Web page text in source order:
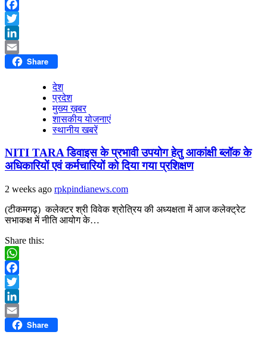
WhatsApp
Facebook
Twitter
LinkedIn
Email Share
देश
प्रदेश
मुख्य ख़बर
शासकीय योजनाएं
स्थानीय खबरें
NITI TARA डिवाइस के प्रभावी उपयोग हेतु आकांक्षी ब्लॉक के
अधिकारियों एवं कर्मचारियों को दिया गया प्रशिक्षण
2 weeks ago rpkpindianews.com
(टीकमगढ़) कलेक्टर श्री विवेक श्रोत्रिय की अध्यक्षता में आज कलेक्ट्रेट
सभाकक्ष में नीति आयोग के…
Share this:
WhatsApp
Facebook
Twitter
LinkedIn
Email Share